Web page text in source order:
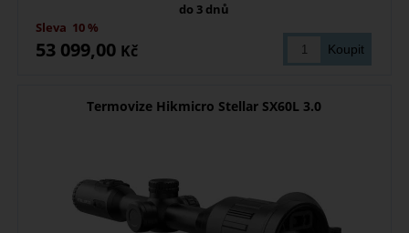
do 3 dnů
53 099,00 Kč
Sleva 10 %
Termovize Hikmicro Stellar SX60L 3.0